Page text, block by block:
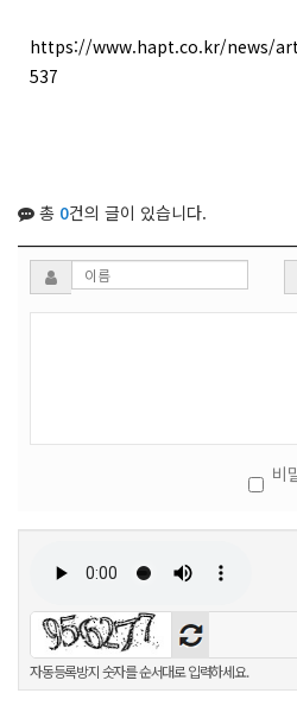
https://www.hapt.co.kr/news/
537
총 0건의 글이 있습니다.
비
자동등록방지 숫자를 순서대로 입력하세요.